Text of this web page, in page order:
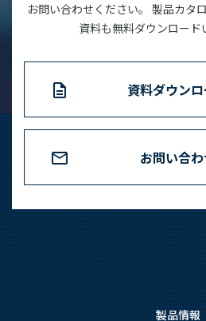
お問い合わせください。 製品カタ
資料も無料ダウンロード
資料ダウン
お問い合
製品情報